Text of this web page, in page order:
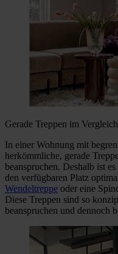
Gerade Treppen im
In einer Wohnung mit
herkömmliche, gerade
beanspruchen. Deshalb ist
den verfügbaren Platz
Wendeltreppe oder eine
Diese Treppen sind so
beanspruchen und dennoch